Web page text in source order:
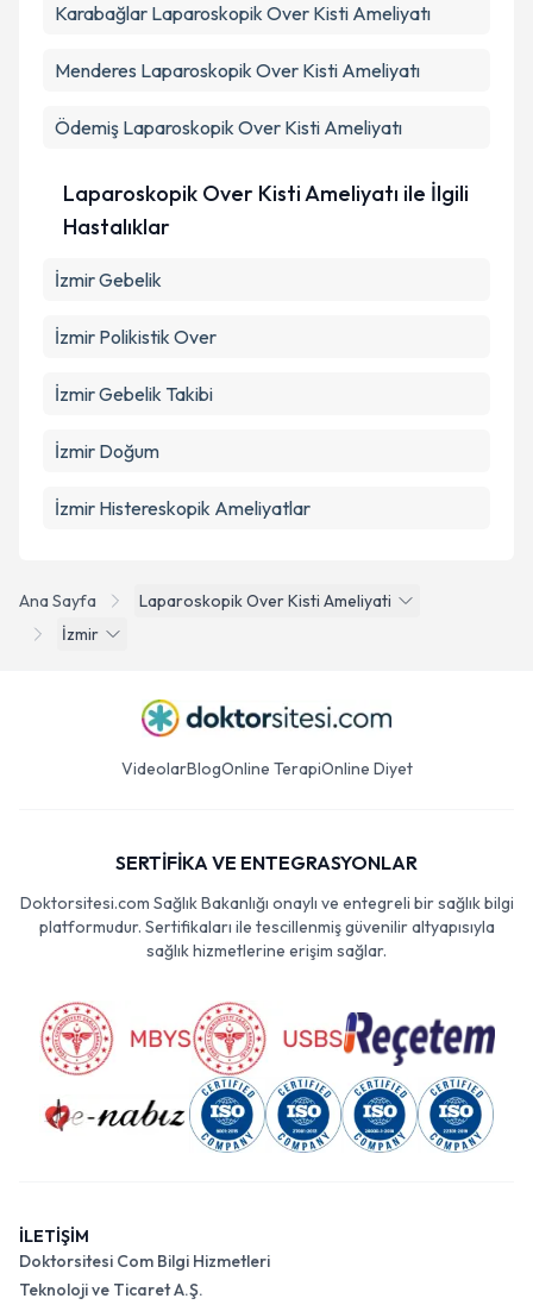
Ana Sayfa
Laparoskopik Over Kisti Ameliyati
İzmir
Karabağlar Laparoskopik Over Kisti Ameliyatı
Menderes Laparoskopik Over Kisti Ameliyatı
Ödemiş Laparoskopik Over Kisti Ameliyatı
Laparoskopik Over Kisti Ameliyatı ile İlgili
Hastalıklar
İzmir Gebelik
İzmir Polikistik Over
İzmir Gebelik Takibi
İzmir Doğum
İzmir Histereskopik Ameliyatlar
VideolarBlogOnline TerapiOnline Diyet
SERTİFİKA VE ENTEGRASYONLAR
Doktorsitesi.com Sağlık Bakanlığı onaylı ve entegreli bir sağlık bilgi
platformudur. Sertifikaları ile tescillenmiş güvenilir altyapısıyla
sağlık hizmetlerine erişim sağlar.
İLETİŞİM
Doktorsitesi Com Bilgi Hizmetleri
Teknoloji ve Ticaret A.Ş.